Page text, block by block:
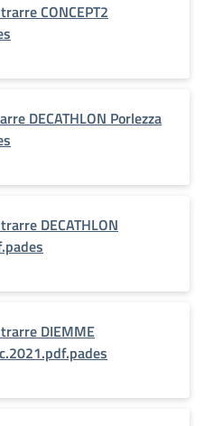
CONCEPT2
DECATHLON Porlezza
DECATHLON
DIEMME